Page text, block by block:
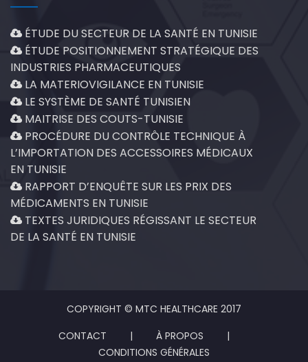
ÉTUDE DU SECTEUR DE LA SANTÉ EN TUNISIE
ÉTUDE POSITIONNEMENT STRATÉGIQUE DES
INDUSTRIES PHARMACEUTIQUES
LA MATERIOVIGILANCE EN TUNISIE
LE SYSTÈME DE SANTÉ TUNISIEN
MAITRISE DES COUTS-TUNISIE
PROCÉDURE DU CONTRÔLE TECHNIQUE À
L’IMPORTATION DES ACCESSOIRES MÉDICAUX
EN TUNISIE
RAPPORT D’ENQUÊTE SUR LES PRIX DES
MÉDICAMENTS EN TUNISIE
TEXTES JURIDIQUES RÉGISSANT LE SECTEUR
DE LA SANTÉ EN TUNISIE
COPYRIGHT © MTC HEALTHCARE 2017
CONTACT
| À PROPOS
|
CONDITIONS GÉNÉRALES